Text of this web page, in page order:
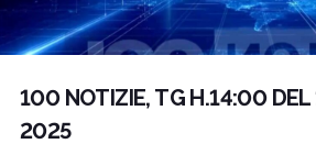
100 NOTIZIE, TG H 19:30 DEL 5 Agosto
100 NOTIZIE, TG H.14:00 DEL
2025